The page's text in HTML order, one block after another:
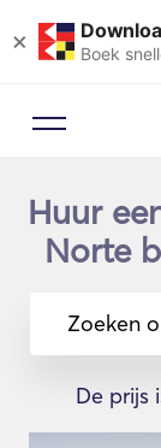
× Boek
Huur
Norte
Zoeken
De prijs